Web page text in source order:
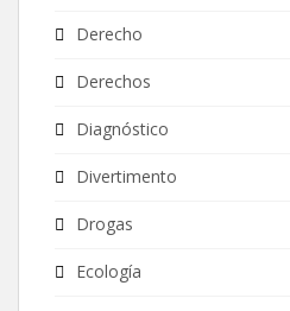
Derecho
Derechos
Diagnóstico
Divertimento
Drogas
Ecología